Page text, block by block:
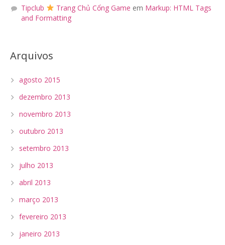
Tipclub
Trang Chủ Cổng Game em Markup: HTML Tags
and Formatting
Arquivos
agosto 2015
dezembro 2013
novembro 2013
outubro 2013
setembro 2013
julho 2013
abril 2013
março 2013
fevereiro 2013
janeiro 2013